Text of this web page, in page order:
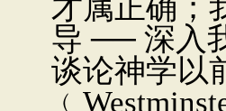
才属正确；
导 ── 深入
谈论神学以